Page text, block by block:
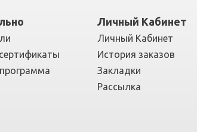
Личный Кабинет
Личный Кабинет
История заказов
Закладки
Рассылка